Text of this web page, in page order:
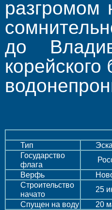
разгромом
до
Тип
Государство
флага
Верфь
Строительство
начато
25
Спущен на воду
20